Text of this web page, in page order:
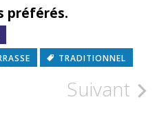
préférés.
TRADITIONNEL
Suivant